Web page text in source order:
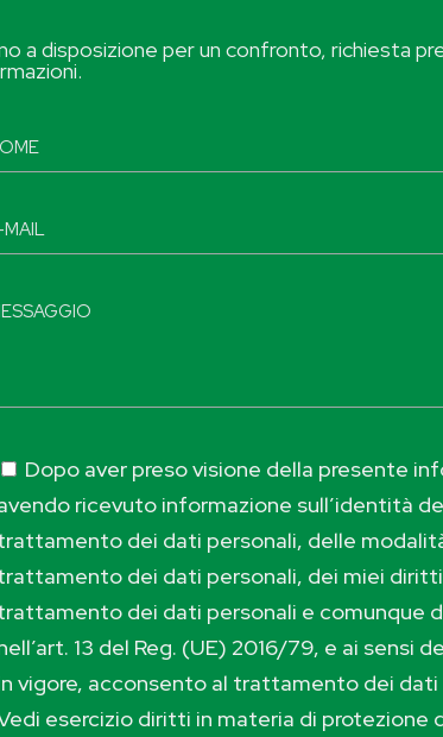
a disposizione per un confronto, richiesta
Dopo aver preso visione della presente
ricevuto informazione sull’identità
dei dati personali, delle
dei dati personali, dei miei
dei dati personali e comunque
13 del Reg. (UE) 2016/79, e ai sensi
vigore, acconsento al trattamento dei
esercizio diritti in materia di protezione